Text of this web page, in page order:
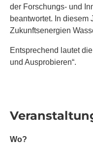
der Forschungs- und
beantwortet. In diesem
Zukunftsenergien
Entsprechend lautet
und Ausprobieren“.
Wo?